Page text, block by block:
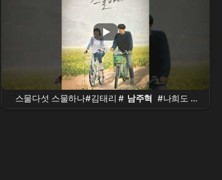
스물다섯 스물하나#김태리 # 남주혁
#나희도 #
백이진 # 넷플릭스 추천 #청춘 드라마 #인생